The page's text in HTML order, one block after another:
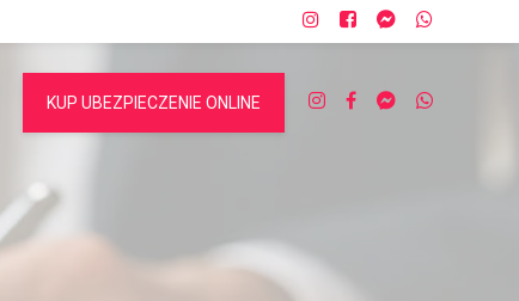
KUP UBEZPIECZENIE ONLINE